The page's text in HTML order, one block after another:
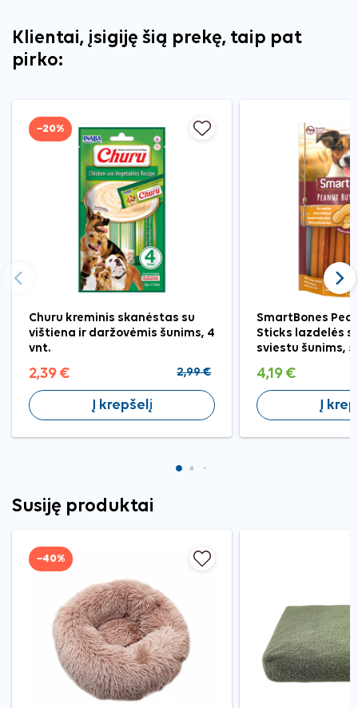
Klientai, įsigiję šią prekę, taip pat
pirko:
−20%
Churu kreminis skanėstas su
vištiena ir daržovėmis šunims, 4
vnt.
2,39 € 2,99 €
Į krepšelį
SmartBones
Sticks lazdelės
sviestu šunims, 5
4,19 €
Į
Ankstesnis
Susiję produktai
−40%